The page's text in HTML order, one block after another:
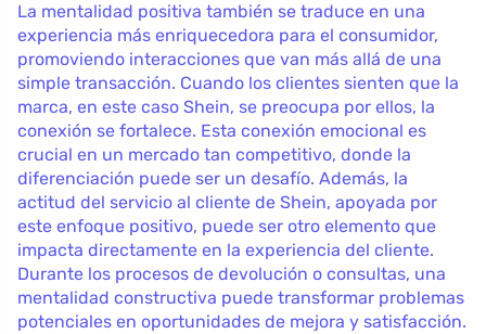
La mentalidad positiva también se traduce en una
experiencia más enriquecedora para el consumidor,
promoviendo interacciones que van más allá de una
simple transacción. Cuando los clientes sienten que la
marca, en este caso Shein, se preocupa por ellos, la
conexión se fortalece. Esta conexión emocional es
crucial en un mercado tan competitivo, donde la
diferenciación puede ser un desafío. Además, la
actitud del servicio al cliente de Shein, apoyada por
este enfoque positivo, puede ser otro elemento que
impacta directamente en la experiencia del cliente.
Durante los procesos de devolución o consultas, una
mentalidad constructiva puede transformar problemas
potenciales en oportunidades de mejora y satisfacción.